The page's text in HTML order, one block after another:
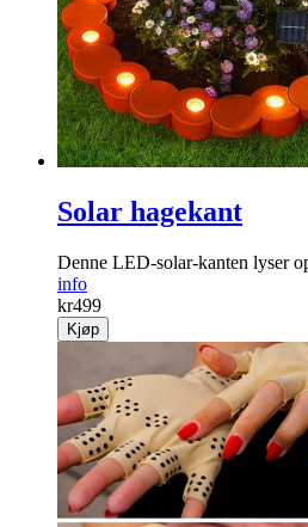
Solar hagekant
Denne LED-solar-kanten lyser
info
kr499
Kjøp